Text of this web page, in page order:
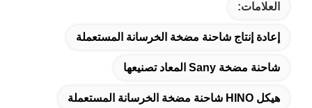
العلامات:
إعادة إنتاج شاحنة مضخة الخرسانة المستعملة
شاحنة مضخة Sany المعاد تصنيعها
هيكل HINO شاحنة مضخة الخرسانة المستعملة